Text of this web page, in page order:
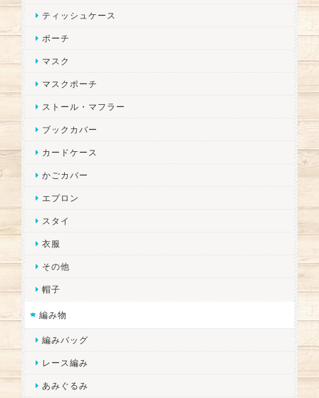
ティッシュケース
ポーチ
マスク
マスクポーチ
ストール・マフラー
ブックカバー
カードケース
かごカバー
エプロン
スタイ
衣服
その他
帽子
編み物
編みバッグ
レース編み
あみぐるみ